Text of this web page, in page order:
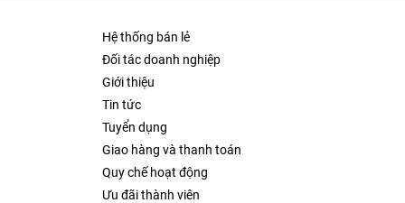
Hệ thống bán lẻ
Đối tác doanh nghiệp
Giới thiệu
Tin tức
Tuyển dụng
Giao hàng và thanh toán
Quy chế hoạt động
Ưu đãi thành viên